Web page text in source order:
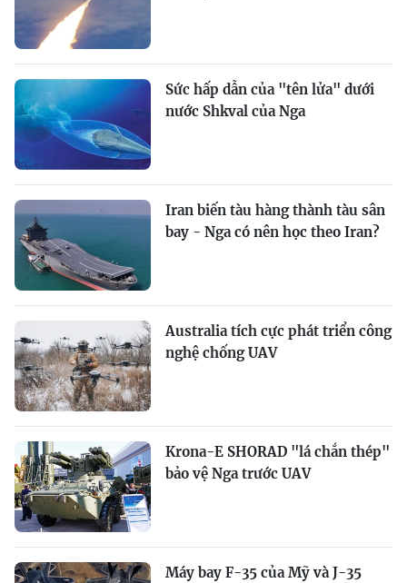
Sức hấp dẫn của "tên lửa" dưới
nước Shkval của Nga
Iran biến tàu hàng thành tàu sân
bay - Nga có nên học theo Iran?
Australia tích cực phát triển công
nghệ chống UAV
Krona-E SHORAD "lá chắn thép"
bảo vệ Nga trước UAV
Máy bay F-35 của Mỹ và J-35